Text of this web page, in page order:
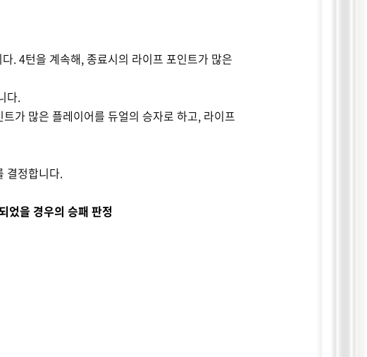
. 4턴을 계속해,종료시의 라이프 포인트가 많은
다.
트가 많은 플레이어를 듀얼의 승자로 하고, 라이프
결정합니다.
었을 경우의 승패 판정